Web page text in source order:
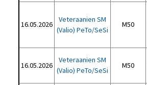
16.05.2026
Veteraanien SM
(Valio) PeTo/SeSi
M50
16.05.2026
Veteraanien SM
(Valio) PeTo/SeSi
M50